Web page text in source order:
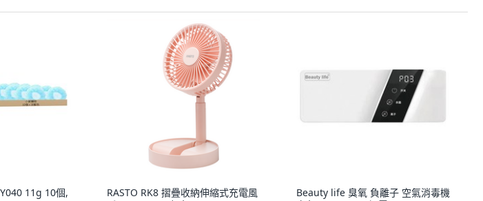
11g 10個,
RASTO RK8 摺疊收納伸縮式充電風
Beauty life 臭氧 負離子 空氣消毒機